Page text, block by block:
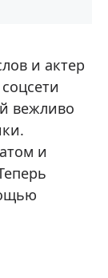
и актер
вежливо
и